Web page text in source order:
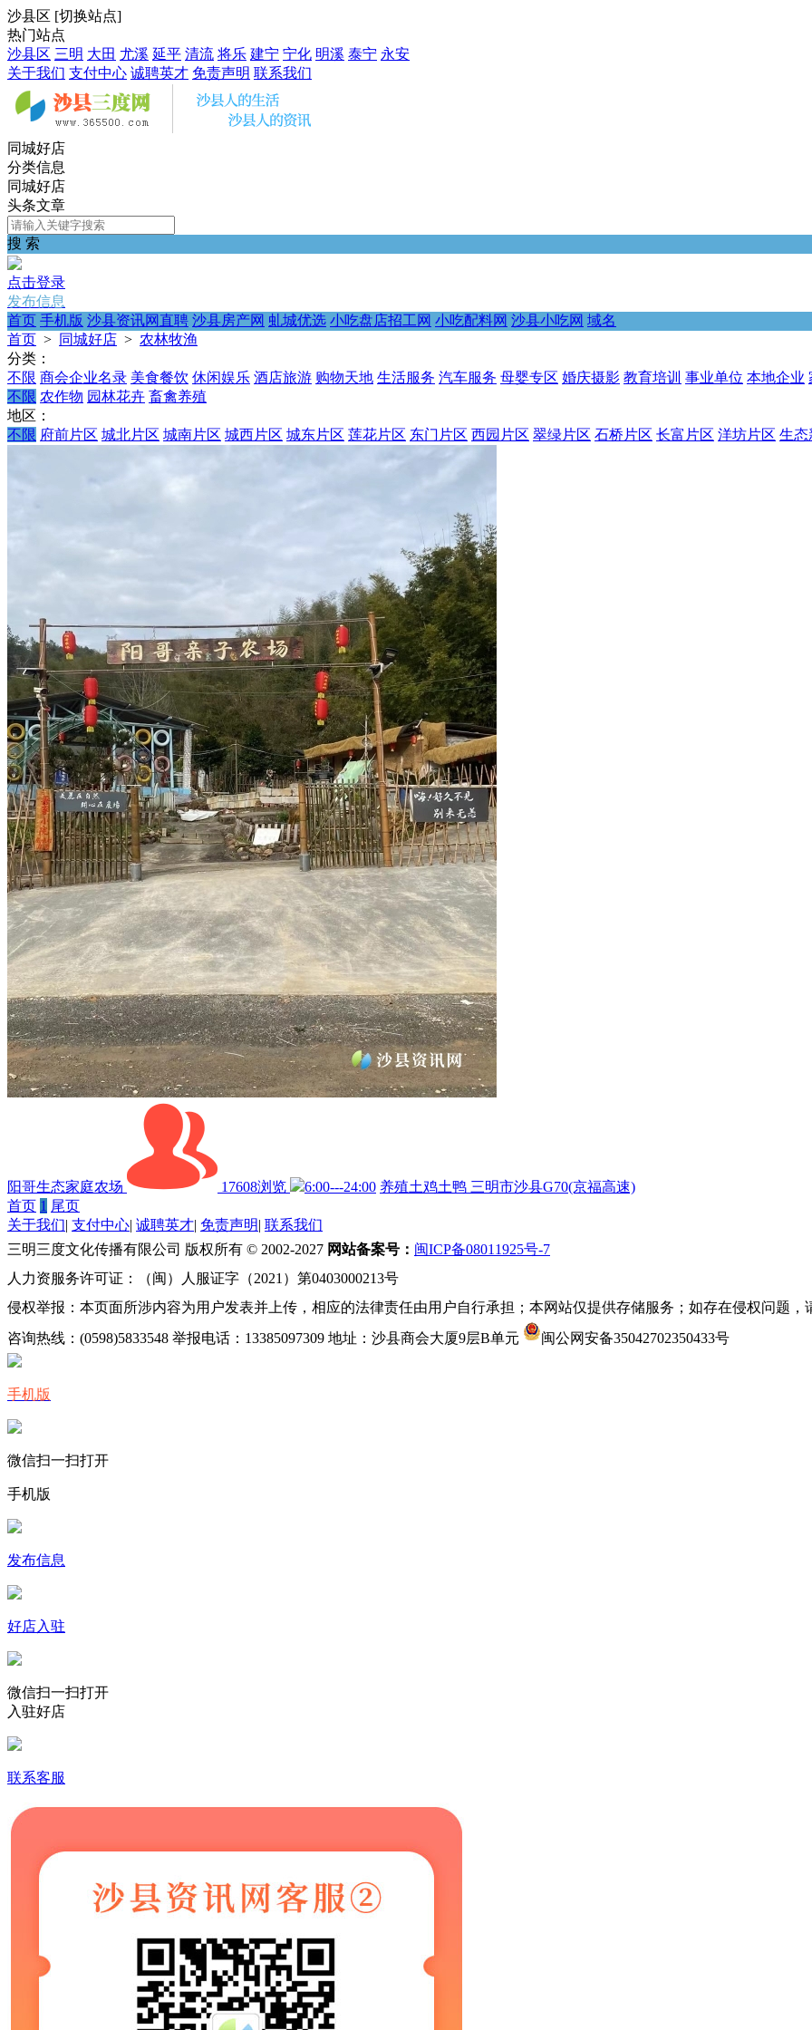
沙县区 [切换站点]
热门站点
沙县区 三明 大田 尤溪 延平 清流 将乐 建宁 宁化 明溪 泰宁 永安
关于我们 支付中心 诚聘英才 免责声明 联系我们
同城好店
分类信息
同城好店
头条文章
搜 索
点击登录
发布信息
首页 手机版 沙县资讯网直聘 沙县房产网 虬城优选 小吃盘店招工网 小吃配料网 沙县小吃网 域名
首页 > 同城好店 > 农林牧渔
分类：
不限 商会企业名录 美食餐饮 休闲娱乐 酒店旅游 购物天地 生活服务 汽车服务 母婴专区 婚庆摄影 教育培训 事业单位 本地企业
不限 农作物 园林花卉 畜禽养殖
地区：
不限 府前片区 城北片区 城南片区 城西片区 城东片区 莲花片区 东门片区 西园片区 翠绿片区 石桥片区 长富片区 洋坊片区 生态
阳哥生态家庭农场 17608浏览 6:00---24:00 养殖土鸡土鸭 三明市沙县G70(京福高速)
首页 1 尾页
关于我们| 支付中心| 诚聘英才| 免责声明| 联系我们
三明三度文化传播有限公司 版权所有 © 2002-2027 网站备案号： 闽ICP备08011925号-7
人力资服务许可证：（闽）人服证字（2021）第0403000213号
侵权举报：本页面所涉内容为用户发表并上传，相应的法律责任由用户自行承担；本网站仅提供存储服务；如存在侵权问题，
咨询热线：(0598)5833548 举报电话：13385097309 地址：沙县商会大厦9层B单元
闽公网安备35042702350433号
手机版
微信扫一扫打开
手机版
发布信息
好店入驻
微信扫一扫打开
入驻好店
联系客服